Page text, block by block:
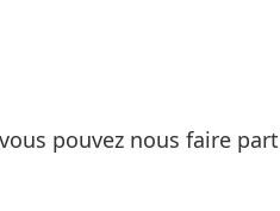
pouvez nous faire